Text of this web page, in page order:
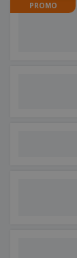
PROMO